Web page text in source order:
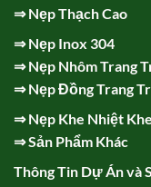
⇒Nẹp Thạch Cao
⇒Nẹp Inox 304
⇒Nẹp Nhôm Trang
⇒Nẹp Đồng Trang
⇒Nẹp Khe Nhiệt
⇒Sản Phẩm Khác
Thông Tin Dự Án và